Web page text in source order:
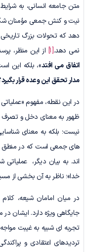
متن جامعه انسانی، به
نیت و کنش جمعی مؤمنان شکل
دهد که تحولات بزرگ
نمی دهد.[1] از این منظر،
اتفاق می افتد»، بلکه این
مدار تحقق این وعده قرار
در این نقطه، مفهوم
ظهور به معنای دخل و تصرف
نیست؛ بلکه به معنای
های جمعی است که در منطق
اند. به بیان دیگر،
خدا»؛ ناظر به آن بخشی از
در میان امامان شیعه،
جایگاهی ویژه دارد. ایشان
تجربه ای شبیه به غیبت
تردیدهای اعتقادی و